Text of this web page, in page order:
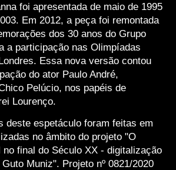
foi apresentada de maio de 1995
Em 2012, a peça foi remontada
dos 30 anos do Grupo
a participação nas Olimpíadas
Essa nova versão contou
do ator Paulo André,
Pelúcio, nos papéis de
Lourenço.
deste espetáculo foram feitas em
no âmbito do projeto "O
no final do Século XX - digitalização
Muniz". Projeto nº 0821/2020